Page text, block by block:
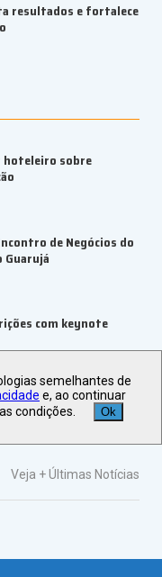
resultados e fortalece
hoteleiro sobre
de Negócios do
com keynote
parceria para
Veja +Últimas Notícias
semelhantes de
e, ao continuar
condições.
Ok